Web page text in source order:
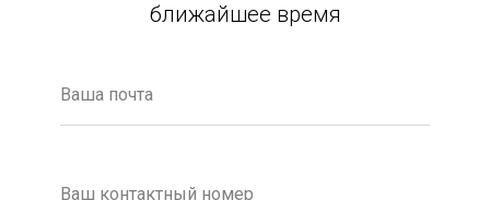
ближайшее время